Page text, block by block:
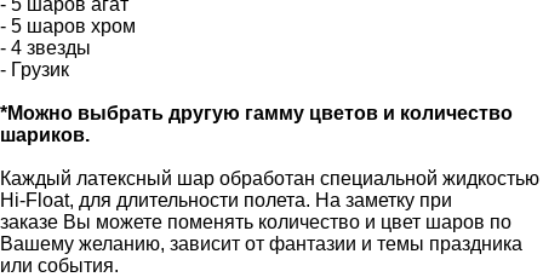
- 5 шаров агат
- 5 шаров хром
- 4 звезды
- Грузик
*Можно выбрать другую гамму цветов и количество
шариков.
Каждый латексный шар обработан специальной жидкостью
Hi-Float, для длительности полета. На заметку при
заказе Вы можете поменять количество и цвет шаров по
Вашему желанию, зависит от фантазии и темы праздника
или события.